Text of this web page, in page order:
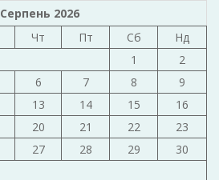
Серпень 2026
Чт Пт Сб
Нд
1
2
6 7 8
9
13 14 15
16
20 21 22
23
27 28 29
30